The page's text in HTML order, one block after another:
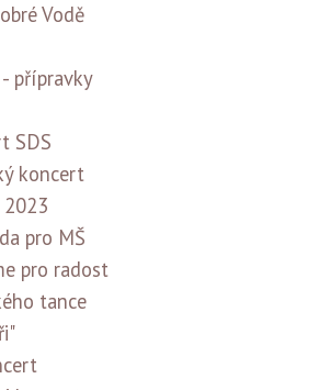
Vodě
přípravky
SDS
koncert
pro MŠ
pro radost
tance